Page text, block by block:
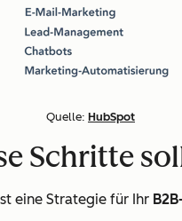
Quelle: HubSpot
Schritte
eine Strategie für Ihr